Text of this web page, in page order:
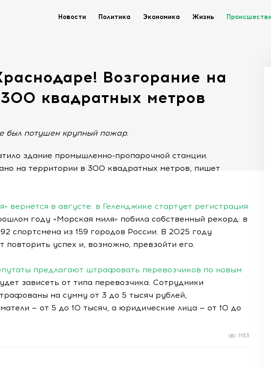
Новости Политика Экономика Жизнь
Возгорание на
квадратных метров
был потушен крупный пожар.
здание промышленно-пропарочной станции.
на территории в 300 квадратных метров, пишет
вернётся в августе: в Геленджике стартует регистрация
году «Морская миля» побила собственный рекорд: в
спортсмена из 159 городов России. В 2025 году
успех и, возможно, превзойти его.
предлагают штрафовать перевозчиков по новым
зависеть от типа перевозчика. Сотрудники
на сумму от 3 до 5 тысяч рублей,
— от 5 до 10 тысяч, а юридические лица — от 10 до
1163